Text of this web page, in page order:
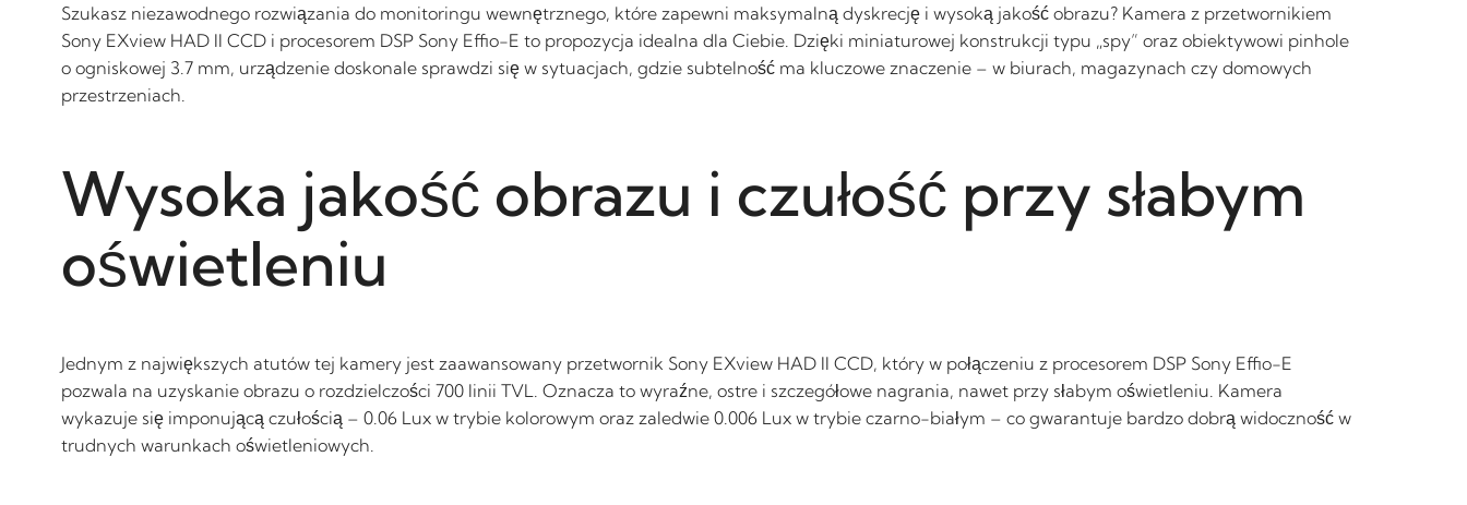
Szukasz niezawodnego rozwiązania do monitoringu wewnętrznego, które zapewni maksymalną dyskrecję i wysoką jakość obrazu? Kamera z przetwornikiem
Sony EXview HAD II CCD i procesorem DSP Sony Effio-E to propozycja idealna dla Ciebie. Dzięki miniaturowej konstrukcji typu „spy” oraz obiektywowi pinhole
o ogniskowej 3.7 mm, urządzenie doskonale sprawdzi się w sytuacjach, gdzie subtelność ma kluczowe znaczenie – w biurach, magazynach czy domowych
przestrzeniach.
Wysoka jakość obrazu i czułość przy słabym
oświetleniu
Jednym z największych atutów tej kamery jest zaawansowany przetwornik Sony EXview HAD II CCD, który w połączeniu z procesorem DSP Sony Effio-E
pozwala na uzyskanie obrazu o rozdzielczości 700 linii TVL. Oznacza to wyraźne, ostre i szczegółowe nagrania, nawet przy słabym oświetleniu. Kamera
wykazuje się imponującą czułością – 0.06 Lux w trybie kolorowym oraz zaledwie 0.006 Lux w trybie czarno-białym – co gwarantuje bardzo dobrą widoczność w
trudnych warunkach oświetleniowych.